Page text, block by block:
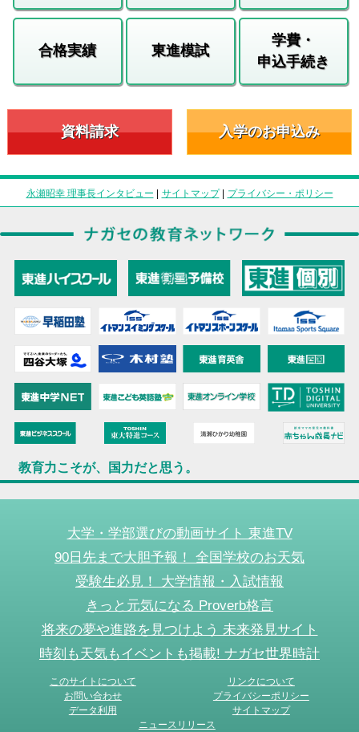
合格実績 東進模試
学費・
申込手続き
資料請求 入学のお申込み
永瀬昭幸 理事長インタビュー | サイトマップ| プライバシー・ポリシー
教育力こそが、国力だと思う。
大学・学部選びの動画サイト 東進TV
90日先まで大胆予報！ 全国学校のお天気
受験生必見！ 大学情報・入試情報
きっと元気になる Proverb格言
将来の夢や進路を見つけよう 未来発見サイト
時刻も天気もイベントも掲載! ナガセ世界時計
このサイトについて
リンクについて
お問い合わせ
プライバシーポリシー
データ利用
サイトマップ
ニュースリリース